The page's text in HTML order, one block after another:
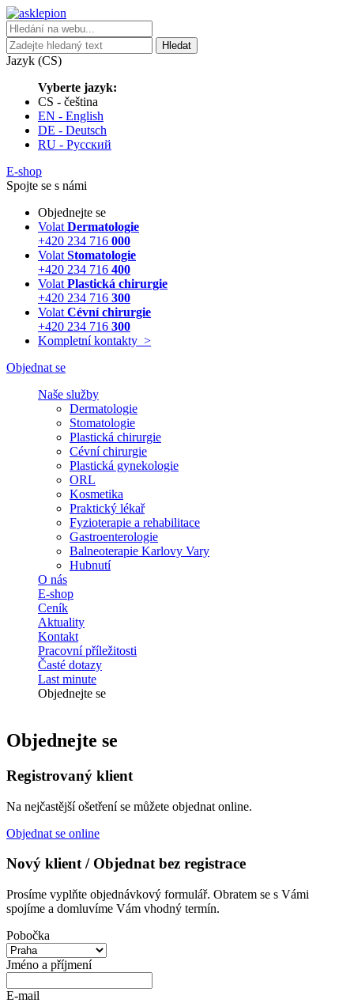
Hledat
Jazyk (CS)
Vyberte jazyk:
CS - čeština
EN - English
DE - Deutsch
RU - Русский
E-shop
Spojte se s námi
Objednejte se
Volat Dermatologie
+420 234 716 000
Volat Stomatologie
+420 234 716 400
Volat Plastická chirurgie
+420 234 716 300
Volat Cévní chirurgie
+420 234 716 300
Kompletní kontakty >
Objednat se
Naše služby
Dermatologie
Stomatologie
Plastická chirurgie
Cévní chirurgie
Plastická gynekologie
ORL
Kosmetika
Praktický lékař
Fyzioterapie a rehabilitace
Gastroenterologie
Balneoterapie Karlovy Vary
Hubnutí
O nás
E-shop
Ceník
Aktuality
Kontakt
Pracovní příležitosti
Časté dotazy
Last minute
Objednejte se
Objednejte se
Registrovaný klient
Na nejčastější ošetření se můžete objednat online.
Objednat se online
Nový klient / Objednat bez registrace
Prosíme vyplňte objednávkový formulář. Obratem se s Vámi
spojíme a domluvíme Vám vhodný termín.
Pobočka
Jméno a příjmení
E-mail